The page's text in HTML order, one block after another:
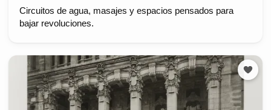
Circuitos de agua, masajes y espacios pensados para
bajar revoluciones.